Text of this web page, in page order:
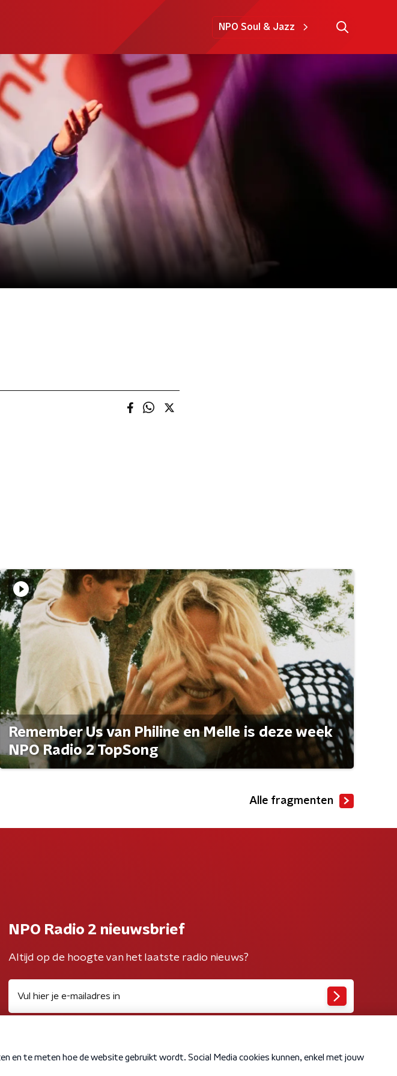
NPO Soul & Jazz
Remember Us van Philine en Melle is deze week
NPO Radio 2 TopSong
Alle fragmenten
NPO Radio 2 nieuwsbrief
Altijd op de hoogte van het laatste radio nieuws?